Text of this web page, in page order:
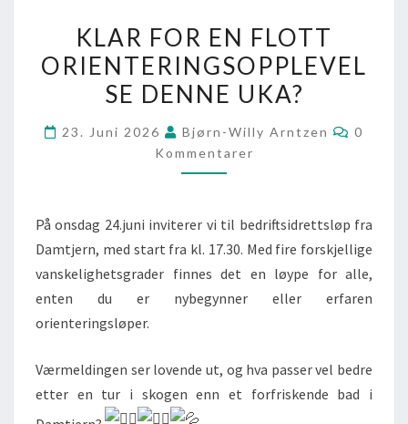
KLAR FOR EN FLOTT
ORIENTERINGSOPPLEVEL
SE DENNE UKA?
23. Juni 2026 Bjørn-Willy Arntzen
0
Kommentarer
På onsdag 24.juni inviterer vi til bedriftsidrettsløp fra
Damtjern, med start fra kl. 17.30. Med fire forskjellige
vanskelighetsgrader finnes det en løype for alle,
enten du er nybegynner eller erfaren
orienteringsløper.
Værmeldingen ser lovende ut, og hva passer vel bedre
etter en tur i skogen enn et forfriskende bad i